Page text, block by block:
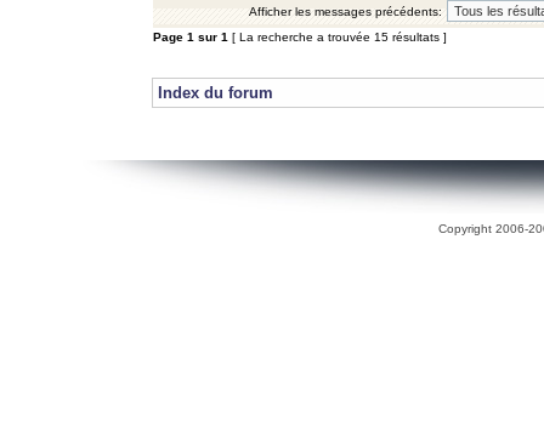
Afficher les messages précédents:
Page 1 sur 1 [ La recherche a trouvée 15 résultats ]
Index du forum
Copyright 2006-